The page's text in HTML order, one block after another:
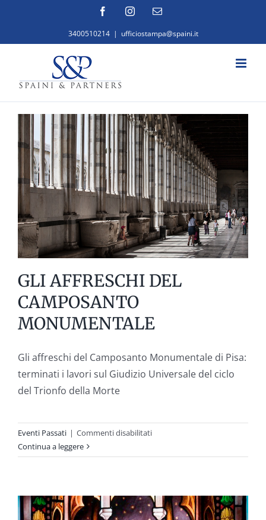
contenuto
FacebookInstagramEmail
3400510214 | ufficiostampa@spaini.it
GLI AFFRESCHI DEL
CAMPOSANTO
MONUMENTALE
Gli affreschi del Camposanto Monumentale di Pisa:
terminati i lavori sul Giudizio Universale del ciclo
del Trionfo della Morte
Eventi Passati | Commenti disabilitatisu
AFFRESCHI
MONUMENTALE
Continua a leggere